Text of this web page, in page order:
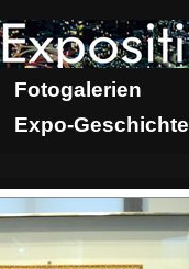
Fotogalerien
Expo-Geschichte